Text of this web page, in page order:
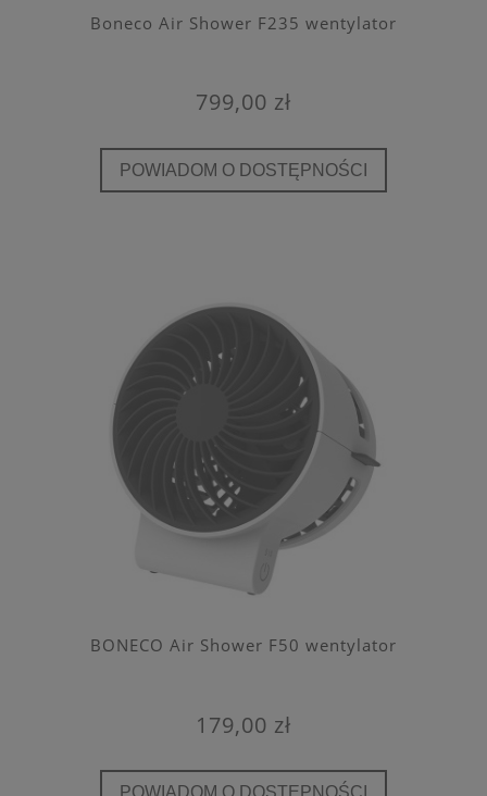
Boneco Air Shower F235 wentylator
799,00 zł
POWIADOM O DOSTĘPNOŚCI
BONECO Air Shower F50 wentylator
179,00 zł